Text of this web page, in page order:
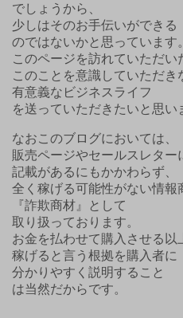
でしょうから、
少しはそのお手伝いができる
のではないかと思っています。
このページを訪れていただい
このことを意識していただき
有意義なビジネスライフ
を送っていただきたいと思い
なおこのブログにおいては、
販売ページやセールスレター
記載があるにもかかわらず、
全く稼げる可能性がない情報
『詐欺商材』として
取り扱っております。
お金を払わせて購入させる以
稼げると言う根拠を購入者に
分かりやすく説明すること
は当然だからです。